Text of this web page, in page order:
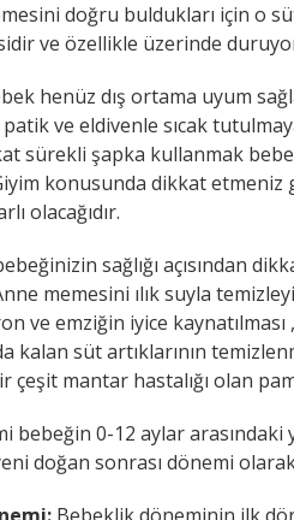
doğru buldukları için o
ve özellikle üzerinde
henüz dış ortama uyum
ve eldivenle sıcak
sürekli şapka kullanmak
konusunda dikkat
olacağıdır.
sağlığı açısından
memesini ılık suyla
ve emziğin iyice
kalan süt artıklarının
çeşit mantar hastalığı olan
bebeğin 0-12 aylar arasındaki
doğan sonrası dönemi olarak